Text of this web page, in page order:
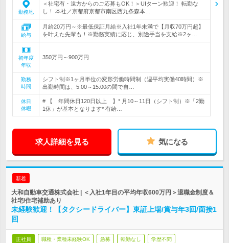
勤務地
＜社宅有・遠方からのご応募もOK！＞UIターン歓迎！ 転勤な
し！ 本社／京都府京都市南区西九条森本…
給与
月給20万円～※最低保証月給※入社1年未満で【月収70万円超】
を叶えた先輩も！※勤務実績に応じ、別途手当を支給※2ヶ…
初年度
年収
350万円～900万円
勤務
時間
シフト制※1ヶ月単位の変形労働時間制（週平均実働40時間）※
出勤時間は、5:00～15:00の間で自…
休日
休暇
# 【 年間休日120日以上 】* 月10～11日（シフト制）※「2勤
1休」が基本となります* 有給…
求人詳細を見る 気になる
新着
大和自動車交通株式会社 | ＜入社1年目の平均年収600万円＞退職金制度＆
社宅/住宅補助あり
未経験歓迎！【タクシードライバー】東証上場/賞与年3回/面接1
回
正社員 職種・業種未経験OK 急募 転勤なし 学歴不問